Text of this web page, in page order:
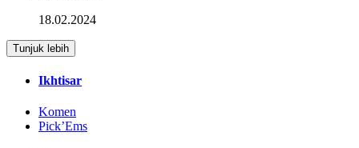
18.02.2024
Tunjuk lebih
Ikhtisar
Komen
Pick’Ems